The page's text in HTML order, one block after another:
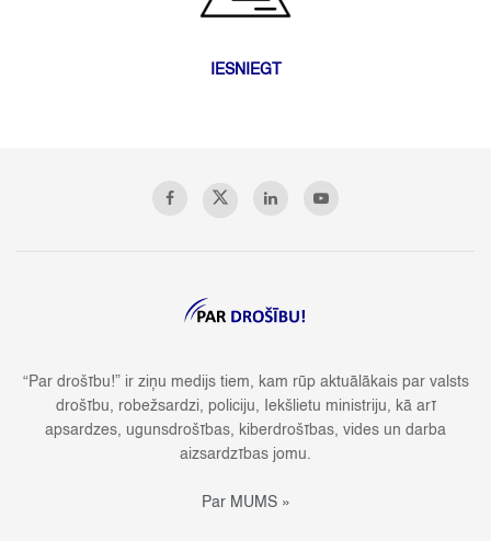
IESNIEGT
“Par drošību!” ir ziņu medijs tiem, kam rūp aktuālākais par valsts
drošību, robežsardzi, policiju, Iekšlietu ministriju, kā arī
apsardzes, ugunsdrošības, kiberdrošības, vides un darba
aizsardzības jomu.
Par MUMS »